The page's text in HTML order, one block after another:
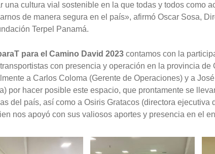
una cultura vial sostenible en la que todas y todos como
de manera segura en el país», afirmó Oscar Sosa,
Terpel Panamá.
para el Camino David 2023 contamos con la
con presencia y operación en la provincia de
a Carlos Coloma (Gerente de Operaciones) y a
por hacer posible este espacio, que prontamente se
del país, así como a Osiris Gratacos (directora ejecutiva
nos apoyó con sus valiosos aportes y presencia en el